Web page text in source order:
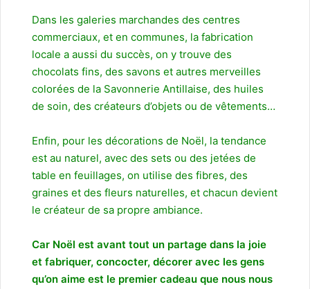
Dans les galeries marchandes des centres
commerciaux, et en communes, la fabrication
locale a aussi du succès, on y trouve des
chocolats fins, des savons et autres merveilles
colorées de la Savonnerie Antillaise, des huiles
de soin, des créateurs d’objets ou de vêtements…
Enfin, pour les décorations de Noël, la tendance
est au naturel, avec des sets ou des jetées de
table en feuillages, on utilise des fibres, des
graines et des fleurs naturelles, et chacun devient
le créateur de sa propre ambiance.
Car Noël est avant tout un partage dans la joie
et fabriquer, concocter, décorer avec les gens
qu’on aime est le premier cadeau que nous nous